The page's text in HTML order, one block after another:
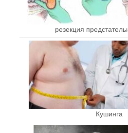
резекция
Кушинга